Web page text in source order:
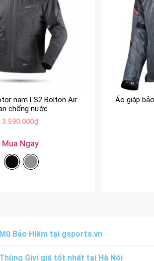
nam LS2 Bolton Air
chống nước
3.590.000₫
Mua Ngay
Áo giáp
Mũ Bảo Hiểm tại gsports.vn
Thùng Givi giá tốt nhất tại Hà Nội